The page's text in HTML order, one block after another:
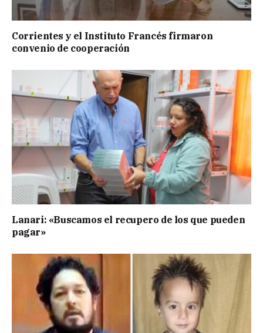
Corrientes y el Instituto Francés firmaron
convenio de cooperación
Lanari: «Buscamos el recupero de los que pueden
pagar»